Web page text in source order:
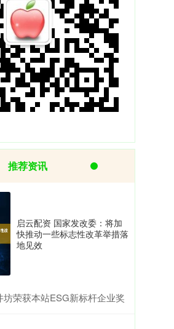
推荐资讯
启云配资 国家发改委：将加
快推动一些标志性改革举措落
地见效
坊荣获本站ESG新标杆企业奖